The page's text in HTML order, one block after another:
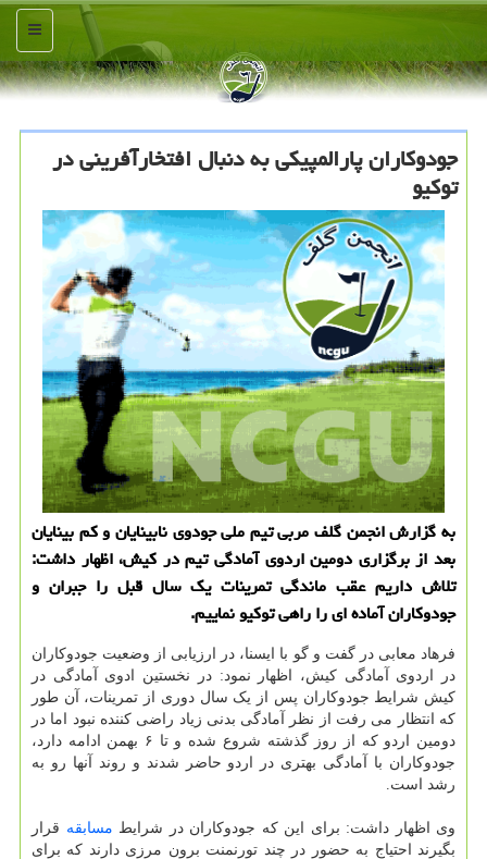
منو
جودوكاران پارالمپیكی به دنبال افتخارآفرینی در
توكیو
به گزارش انجمن گلف مربی تیم ملی جودوی نابینایان و کم بینایان
بعد از برگزاری دومین اردوی آمادگی تیم در کیش، اظهار داشت:
تلاش داریم عقب ماندگی تمرینات یک سال قبل را جبران و
جودوکاران آماده ای را راهی توکیو نماییم.
فرهاد معابی در گفت و گو با ایسنا، در ارزیابی از وضعیت جودوکاران
در اردوی آمادگی کیش، اظهار نمود: در نخستین ادوی آمادگی در
کیش شرایط جودوکاران پس از یک سال دوری از تمرینات، آن طور
که انتظار می رفت از نظر آمادگی بدنی زیاد راضی کننده نبود اما در
دومین اردو که از روز گذشته شروع شده و تا ۶ بهمن ادامه دارد،
جودوکاران با آمادگی بهتری در اردو حاضر شدند و روند آنها رو به
رشد است.
وی اظهار داشت: برای این که جودوکاران در شرایط مسابقه قرار
بگیرند احتیاج به حضور در چند تورنمنت برون مرزی دارند که برای